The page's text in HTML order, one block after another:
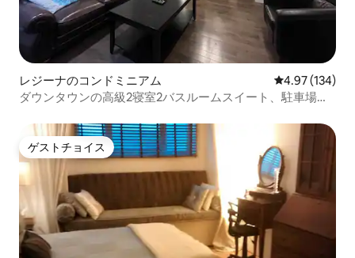
レジーナのコンドミニアム レビュー134
4.97 (134)
ダウンタウンの高級2寝室2バスルームスイート、駐車場付
ゲストチョイス
ゲストチョイス